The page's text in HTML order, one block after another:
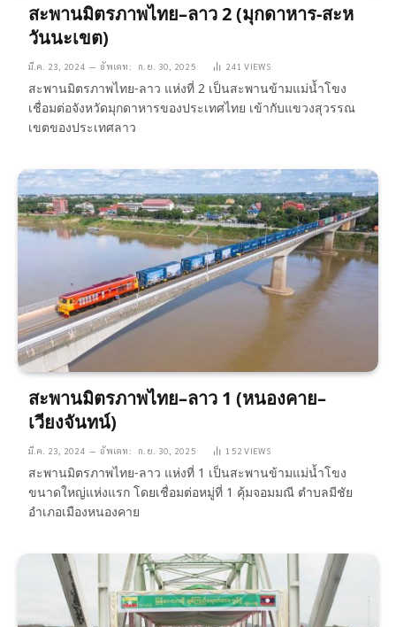
สะพานมิตรภาพไทย–ลาว 2 (มุกดาหาร-สะห
วันนะเขต)
มี.ค. 23, 2024 อัพเดท: ก.ย. 30, 2025 241VIEWS
สะพานมิตรภาพไทย-ลาว แห่งที่ 2 เป็นสะพานข้ามแม่น้ำโขง
เชื่อมต่อจังหวัดมุกดาหารของประเทศไทย เข้ากับแขวงสุวรรณ
เขตของประเทศลาว
สะพานมิตรภาพไทย–ลาว 1 (หนองคาย–
เวียงจันทน์)
มี.ค. 23, 2024 อัพเดท: ก.ย. 30, 2025 152VIEWS
สะพานมิตรภาพไทย-ลาว แห่งที่ 1 เป็นสะพานข้ามแม่น้ำโขง
ขนาดใหญ่แห่งแรก โดยเชื่อมต่อหมู่ที่ 1 คุ้มจอมมณี ตำบลมีชัย
อำเภอเมืองหนองคาย